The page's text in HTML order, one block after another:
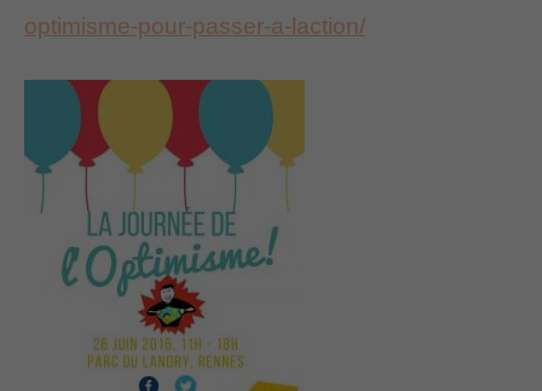
optimisme-pour-passer-a-laction/